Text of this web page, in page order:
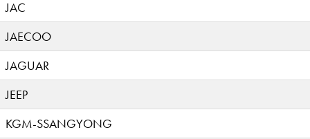
JAC
JAECOO
JAGUAR
JEEP
KGM-SSANGYONG